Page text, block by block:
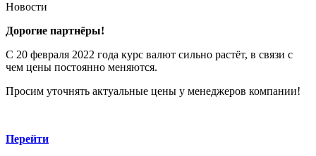
Новости
Дорогие партнёры!
С 20 февраля 2022 года курс валют сильно растёт, в связи с
чем цены постоянно меняются.
Просим уточнять актуальные цены у менеджеров компании!
Перейти